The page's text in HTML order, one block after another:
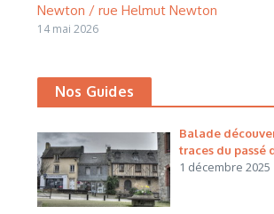
Newton / rue Helmut Newton
14 mai 2026
Nos Guides
Balade
traces du passé
1 décembre 2025